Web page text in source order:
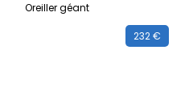
Oreiller géant
232 €